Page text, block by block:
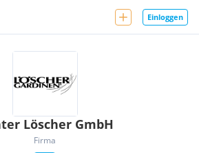
Einloggen
Löscher GmbH
Firma